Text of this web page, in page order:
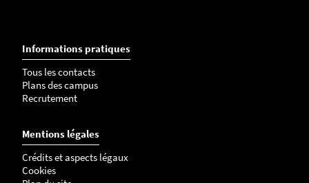
Informations pratiques
Tous les contacts
Plans des campus
Recrutement
Mentions légales
Crédits et aspects légaux
Cookies